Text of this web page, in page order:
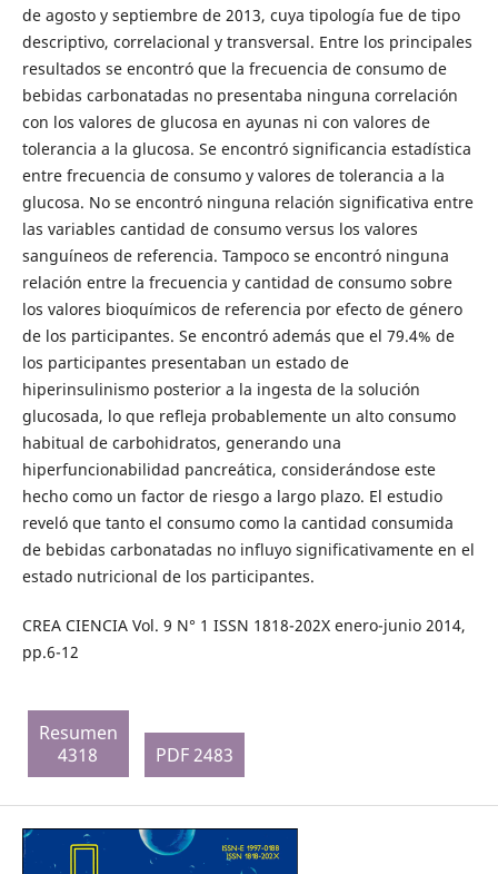
de agosto y septiembre de 2013, cuya tipología fue de tipo
descriptivo, correlacional y transversal. Entre los principales
resultados se encontró que la frecuencia de consumo de
bebidas carbonatadas no presentaba ninguna correlación
con los valores de glucosa en ayunas ni con valores de
tolerancia a la glucosa. Se encontró significancia estadística
entre frecuencia de consumo y valores de tolerancia a la
glucosa. No se encontró ninguna relación significativa entre
las variables cantidad de consumo versus los valores
sanguíneos de referencia. Tampoco se encontró ninguna
relación entre la frecuencia y cantidad de consumo sobre
los valores bioquímicos de referencia por efecto de género
de los participantes. Se encontró además que el 79.4% de
los participantes presentaban un estado de
hiperinsulinismo posterior a la ingesta de la solución
glucosada, lo que refleja probablemente un alto consumo
habitual de carbohidratos, generando una
hiperfuncionabilidad pancreática, considerándose este
hecho como un factor de riesgo a largo plazo. El estudio
reveló que tanto el consumo como la cantidad consumida
de bebidas carbonatadas no influyo significativamente en el
estado nutricional de los participantes.
CREA CIENCIA Vol. 9 N° 1 ISSN 1818-202X enero-junio 2014,
pp.6-12
Resumen
4318
PDF 2483